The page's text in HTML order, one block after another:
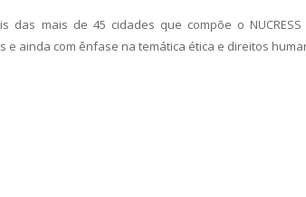
das mais de 45 cidades que compõe o
ainda com ênfase na temática ética e direitos